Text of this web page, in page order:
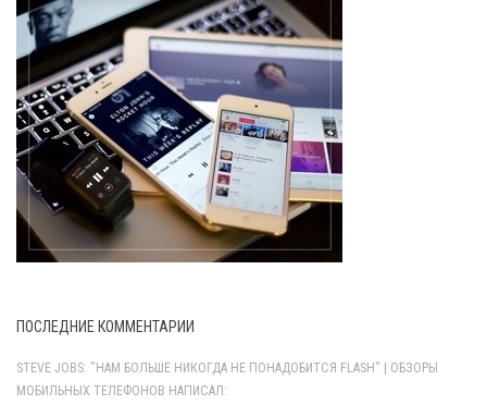
ПОСЛЕДНИЕ КОММЕНТАРИИ
STEVE JOBS: "НАМ БОЛЬШЕ НИКОГДА НЕ ПОНАДОБИТСЯ FLASH" | ОБЗОРЫ
МОБИЛЬНЫХ ТЕЛЕФОНОВ НАПИСАЛ: